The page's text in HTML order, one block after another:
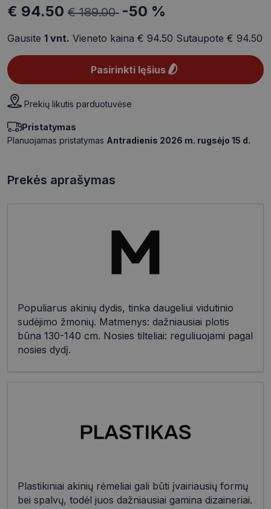
€ 94.50 € 189.00 -50 %
Gausite 1 vnt. Vieneto kaina € 94.50 Sutaupote € 94.50
Pasirinkti lęšius
Prekių likutis parduotuvėse
Pristatymas
Planuojamas pristatymas Antradienis 2026 m. rugsėjo 15 d.
Prekės aprašymas
Populiarus akinių dydis, tinka daugeliui vidutinio
sudėjimo žmonių. Matmenys: dažniausiai plotis
būna 130-140 cm. Nosies tilteliai: reguliuojami pagal
nosies dydį.
Plastikiniai akinių rėmeliai gali būti įvairiausių formų
bei spalvų, todėl juos dažniausiai gamina dizaineriai.